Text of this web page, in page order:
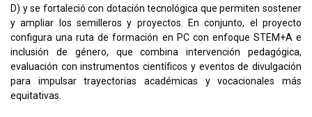
D) y se fortaleció con dotación tecnológica que permiten sostener
y ampliar los semilleros y proyectos. En conjunto, el proyecto
configura una ruta de formación en PC con enfoque STEM+A e
inclusión de género, que combina intervención pedagógica,
evaluación con instrumentos científicos y eventos de divulgación
para impulsar trayectorias académicas y vocacionales más
equitativas.